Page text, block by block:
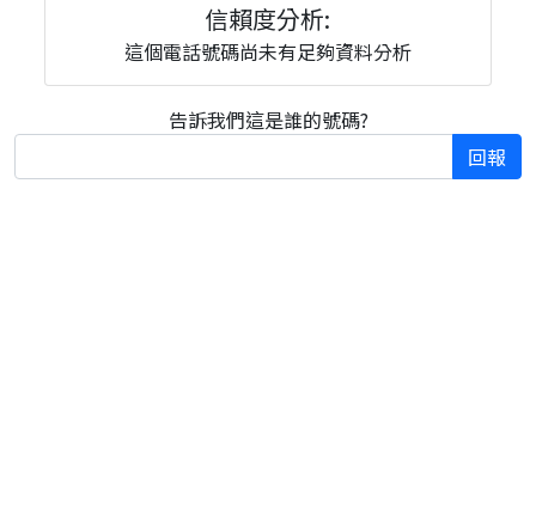
信賴度分析:
這個電話號碼尚未有足夠資料分析
告訴我們這是誰的號碼?
回報